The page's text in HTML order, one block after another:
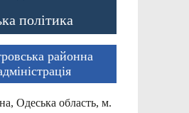
політика
районна
Одеська область, м.